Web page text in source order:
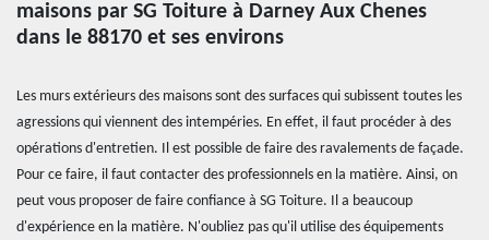
maisons par SG Toiture à Darney Aux Chenes
dans le 88170 et ses environs
Les murs extérieurs des maisons sont des surfaces qui subissent toutes les
agressions qui viennent des intempéries. En effet, il faut procéder à des
opérations d'entretien. Il est possible de faire des ravalements de façade.
Pour ce faire, il faut contacter des professionnels en la matière. Ainsi, on
peut vous proposer de faire confiance à SG Toiture. Il a beaucoup
d'expérience en la matière. N'oubliez pas qu'il utilise des équipements